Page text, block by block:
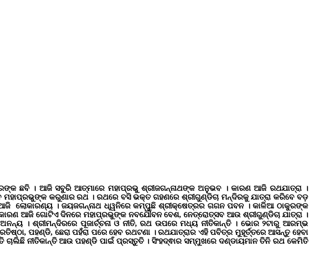
ଛବି । ଆଜି ସବୁରି ଆତ୍ମାରେ ମହାପ୍ରଭୁ ଶ୍ରୀଜଗନ୍ନାଥଙ୍କ ଅନୁଭବ । କାରଣ ଆଜି ରଥଯାତ୍ରା ।
କରୁଣାର ରଥ । ରଥରେ ବସି ଭକ୍ତ ଗହଣରେ ଶ୍ରୀଗୁଣ୍ଡିଚା ମନ୍ଦିରକୁ ଯାତ୍ରା କରିବେ ବଡ଼
ଲୋକାରଣ୍ୟ । ଜୟଜଗନ୍ନାଥ ଧ୍ୱନିରେ କମ୍ପୁଛି ଶ୍ରୀକ୍ଷେତ୍ରର ଗଗନ ପବନ । କାଳିଆ ଠାକୁରଙ୍କ
ଆଜି ଗୋଟିଏ ଦିନରେ ମହାପ୍ରଭୁଙ୍କ ନବଯୌବନ ବେଶ, ନେତ୍ରୋତ୍ସବ ଆଉ ଶ୍ରୀଗୁଣ୍ଡିଚା ଯାତ୍ରା ।
। ଶ୍ରୀମନ୍ଦିରରେ ପୂଜାର୍ଚ୍ଚନା ଓ ନୀତି, ରଥ ଉପରେ ମଧ୍ୟ ନୀତିକାନ୍ତି । ଭୋର ୨ଟାରୁ ଆରମ୍ଭ
ପହଣ୍ଡି, ଛେରା ପହଁରା ପରେ ହେବ ରଥଟଣା । ରଥଯାତ୍ରାର ଏହି ପବିତ୍ର ମୁହୂର୍ତ୍ତରେ ଆସନ୍ତୁ ହେବା
ନୀତିକାନ୍ତି ଆଉ ପହଣ୍ଡି ପାଇଁ ପ୍ରସ୍ତୁତି । ସିଂହଦ୍ଵାର ସମ୍ମୁଖରେ ଦଣ୍ଡାୟମାନ ତିନି ରଥ କେମିତି